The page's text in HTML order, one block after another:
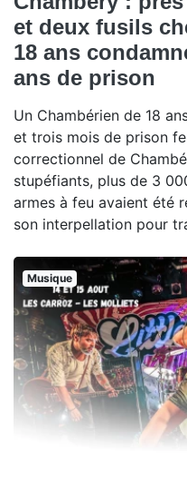
et deux fusils
18 ans
ans de prison
Un Chambérien de 18
et trois mois de prison
correctionnel de
stupéfiants, plus de 3
armes à feu avaient été
son interpellation pour
Musique